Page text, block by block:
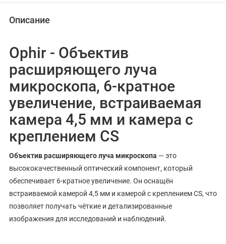
Описание
Ophir - Объектив
расширяющего луча
микроскопа, 6-кратное
увеличение, встраиваемая
камера 4,5 мм и камера с
креплением CS
Объектив расширяющего луча микроскопа — это
высококачественный оптический компонент, который
обеспечивает 6-кратное увеличение. Он оснащён
встраиваемой камерой 4,5 мм и камерой с креплением CS, что
позволяет получать чёткие и детализированные
изображения для исследований и наблюдений.